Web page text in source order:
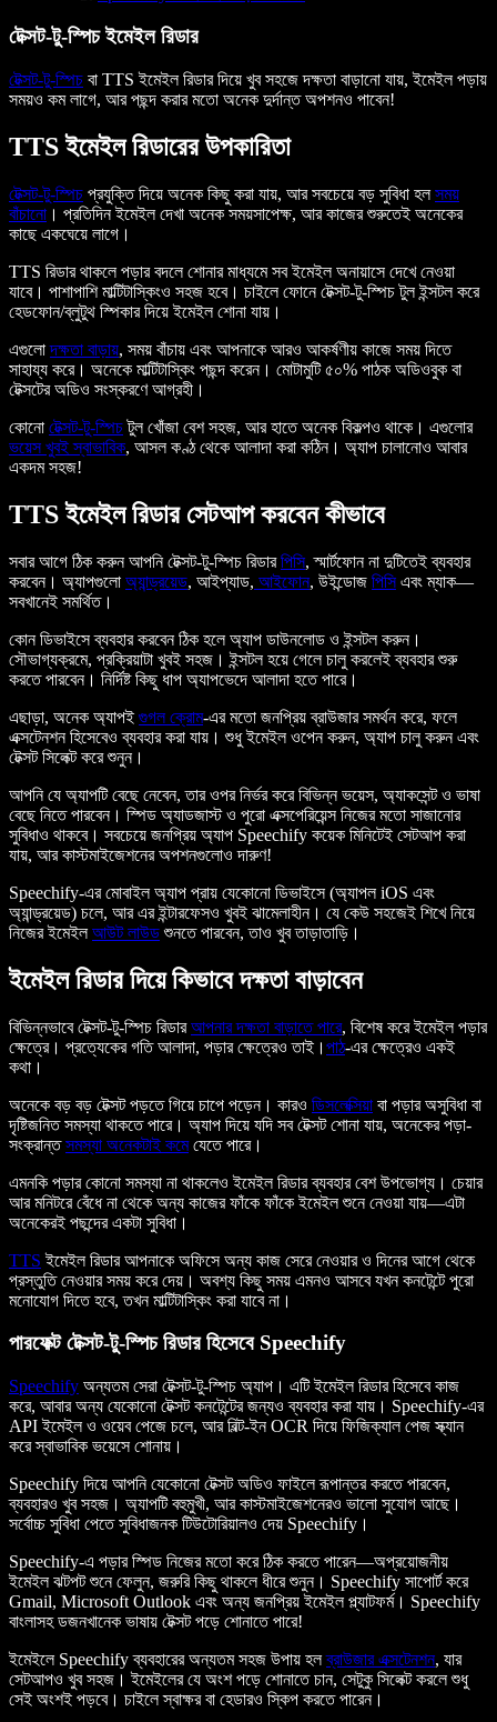
টেক্সট-টু-স্পিচ ইমেইল রিডার
টেক্সট-টু-স্পিচ বা TTS ইমেইল রিডার দিয়ে খুব সহজে দক্ষতা বাড়ানো যায়, ইমেইল পড়ায়
সময়ও কম লাগে, আর পছন্দ করার মতো অনেক দুর্দান্ত অপশনও পাবেন!
TTS ইমেইল রিডারের উপকারিতা
টেক্সট-টু-স্পিচ প্রযুক্তি দিয়ে অনেক কিছু করা যায়, আর সবচেয়ে বড় সুবিধা হলসময়
বাঁচানো । প্রতিদিন ইমেইল দেখা অনেক সময়সাপেক্ষ, আর কাজের শুরুতেই অনেকের
কাছে একঘেয়ে লাগে।
TTS রিডার থাকলে পড়ার বদলে শোনার মাধ্যমে সব ইমেইল অনায়াসে দেখে নেওয়া
যাবে। পাশাপাশি মাল্টিটাস্কিংও সহজ হবে। চাইলে ফোনে টেক্সট-টু-স্পিচ টুল ইন্সটল করে
হেডফোন/ব্লুটুথ স্পিকার দিয়ে ইমেইল শোনা যায়।
এগুলোদক্ষতা বাড়ায়, সময় বাঁচায় এবং আপনাকে আরও আকর্ষণীয় কাজে সময় দিতে
সাহায্য করে। অনেকে মাল্টিটাস্কিং পছন্দ করেন। মোটামুটি ৫০% পাঠক অডিওবুক বা
টেক্সটের অডিও সংস্করণে আগ্রহী।
কোনো টেক্সট-টু-স্পিচটুল খোঁজা বেশ সহজ, আর হাতে অনেক বিকল্পও থাকে। এগুলোর
ভয়েস খুবই স্বাভাবিক, আসল কণ্ঠ থেকে আলাদা করা কঠিন। অ্যাপ চালানোও আবার
একদম সহজ!
TTS ইমেইল রিডার সেটআপ করবেন কীভাবে
সবার আগে ঠিক করুন আপনি টেক্সট-টু-স্পিচ রিডারপিসি, স্মার্টফোন না দুটিতেই ব্যবহার
করবেন। অ্যাপগুলো অ্যান্ড্রয়েড, আইপ্যাড, আইফোন, উইন্ডোজ পিসিএবং ম্যাক—
সবখানেই সমর্থিত।
কোন ডিভাইসে ব্যবহার করবেন ঠিক হলে অ্যাপ ডাউনলোড ও ইন্সটল করুন।
সৌভাগ্যক্রমে, প্রক্রিয়াটা খুবই সহজ। ইন্সটল হয়ে গেলে চালু করলেই ব্যবহার শুরু
করতে পারবেন। নির্দিষ্ট কিছু ধাপ অ্যাপভেদে আলাদা হতে পারে।
এছাড়া, অনেক অ্যাপই গুগল ক্রোম-এর মতো জনপ্রিয় ব্রাউজার সমর্থন করে, ফলে
এক্সটেনশন হিসেবেও ব্যবহার করা যায়। শুধু ইমেইল ওপেন করুন, অ্যাপ চালু করুন এবং
টেক্সট সিলেক্ট করে শুনুন।
আপনি যে অ্যাপটি বেছে নেবেন, তার ওপর নির্ভর করে বিভিন্ন ভয়েস, অ্যাকসেন্ট ও ভাষা
বেছে নিতে পারবেন। স্পিড অ্যাডজাস্ট ও পুরো এক্সপেরিয়েন্স নিজের মতো সাজানোর
সুবিধাও থাকবে। সবচেয়ে জনপ্রিয় অ্যাপ Speechify কয়েক মিনিটেই সেটআপ করা
যায়, আর কাস্টমাইজেশনের অপশনগুলোও দারুণ!
Speechify-এর মোবাইল অ্যাপ প্রায় যেকোনো ডিভাইসে (অ্যাপল iOS এবং
অ্যান্ড্রয়েড) চলে, আর এর ইন্টারফেসও খুবই ঝামেলাহীন। যে কেউ সহজেই শিখে নিয়ে
নিজের ইমেইলআউট লাউডশুনতে পারবেন, তাও খুব তাড়াতাড়ি।
ইমেইল রিডার দিয়ে কিভাবে দক্ষতা বাড়াবেন
বিভিন্নভাবে টেক্সট-টু-স্পিচ রিডারআপনার দক্ষতা বাড়াতে পারে, বিশেষ করে ইমেইল পড়ার
ক্ষেত্রে। প্রত্যেকের গতি আলাদা, পড়ার ক্ষেত্রেও তাই। পাঠ-এর ক্ষেত্রেও একই
কথা।
অনেকে বড় বড় টেক্সট পড়তে গিয়ে চাপে পড়েন। কারও ডিসলেক্সিয়া বা পড়ার অসুবিধা বা
দৃষ্টিজনিত সমস্যা থাকতে পারে। অ্যাপ দিয়ে যদি সব টেক্সট শোনা যায়, অনেকের পড়া-
সংক্রান্তসমস্যা অনেকটাই কমেযেতে পারে।
এমনকি পড়ার কোনো সমস্যা না থাকলেও ইমেইল রিডার ব্যবহার বেশ উপভোগ্য। চেয়ার
আর মনিটরে বেঁধে না থেকে অন্য কাজের ফাঁকে ফাঁকে ইমেইল শুনে নেওয়া যায়—এটা
অনেকেরই পছন্দের একটা সুবিধা।
TTS ইমেইল রিডার আপনাকে অফিসে অন্য কাজ সেরে নেওয়ার ও দিনের আগে থেকে
প্রস্তুতি নেওয়ার সময় করে দেয়। অবশ্য কিছু সময় এমনও আসবে যখন কনটেন্টে পুরো
মনোযোগ দিতে হবে, তখন মাল্টিটাস্কিং করা যাবে না।
পারফেক্ট টেক্সট-টু-স্পিচ রিডার হিসেবে Speechify
Speechify অন্যতম সেরা টেক্সট-টু-স্পিচ অ্যাপ। এটি ইমেইল রিডার হিসেবে কাজ
করে, আবার অন্য যেকোনো টেক্সট কনটেন্টের জন্যও ব্যবহার করা যায়। Speechify-এর
API ইমেইল ও ওয়েব পেজে চলে, আর বিল্ট-ইন OCR দিয়ে ফিজিক্যাল পেজ স্ক্যান
করে স্বাভাবিক ভয়েসে শোনায়।
Speechify দিয়ে আপনি যেকোনো টেক্সট অডিও ফাইলে রূপান্তর করতে পারবেন,
ব্যবহারও খুব সহজ। অ্যাপটি বহুমুখী, আর কাস্টমাইজেশনেরও ভালো সুযোগ আছে।
সর্বোচ্চ সুবিধা পেতে সুবিধাজনক টিউটোরিয়ালও দেয় Speechify।
Speechify-এ পড়ার স্পিড নিজের মতো করে ঠিক করতে পারেন—অপ্রয়োজনীয়
ইমেইল ঝটপট শুনে ফেলুন, জরুরি কিছু থাকলে ধীরে শুনুন। Speechify সাপোর্ট করে
Gmail, Microsoft Outlook এবং অন্য জনপ্রিয় ইমেইল প্ল্যাটফর্ম। Speechify
বাংলাসহ ডজনখানেক ভাষায় টেক্সট পড়ে শোনাতে পারে!
ইমেইলে Speechify ব্যবহারের অন্যতম সহজ উপায় হলব্রাউজার এক্সটেনশন, যার
সেটআপও খুব সহজ। ইমেইলের যে অংশ পড়ে শোনাতে চান, সেটুকু সিলেক্ট করলে শুধু
সেই অংশই পড়বে। চাইলে স্বাক্ষর বা হেডারও স্কিপ করতে পারেন।